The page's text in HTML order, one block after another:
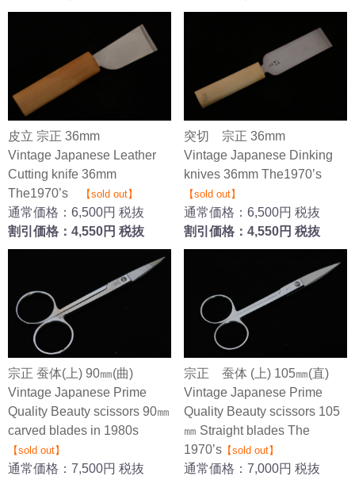
皮立 宗正 36mm
Vintage Japanese Leather
Cutting knife 36mm
The1970’s
【sold out】
通常価格：6,500円 税抜
割引価格：4,550円 税抜
突切 宗正 36mm
Vintage Japanese Dinking
knives 36mm The1970’s
【sold out】
通常価格：6,500円 税抜
割引価格：4,550円 税抜
宗正 蚕体(上) 90㎜(曲)
Vintage Japanese Prime
Quality Beauty scissors 90㎜
carved blades in 1980s
【sold out】
通常価格：7,500円 税抜
宗正 蚕体 (上) 105㎜(直)
Vintage Japanese Prime
Quality Beauty scissors 105
㎜ Straight blades The
1970’s 【sold out】
通常価格：7,000円 税抜